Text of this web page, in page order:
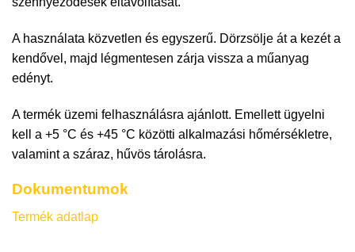
A használata közvetlen és egyszerű. Dörzsölje át a kezét a
kendővel, majd légmentesen zárja vissza a műanyag
edényt.
A termék üzemi felhasználásra ajánlott. Emellett ügyelni
kell a +5 °C és +45 °C közötti alkalmazási hőmérsékletre,
valamint a száraz, hűvös tárolásra.
Dokumentumok
Termék adatlap